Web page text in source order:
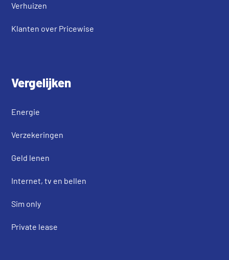
Verhuizen
Klanten over Pricewise
Vergelijken
Energie
Verzekeringen
Geld lenen
Internet, tv en bellen
Sim only
Private lease